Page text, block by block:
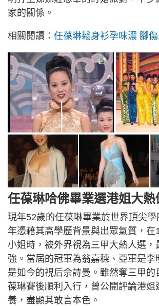
家的關係。
相關閱讀： 任葆琳鬆身衫孕味濃 腳
任葆琳哈佛畢業選港姐大熱
現年52歲的任葆琳畢業於世界頂尖
年憑藉其高學歷背景與出眾氣質，在
小姐時，被外界視為三甲大熱人選，
強。當屆的冠軍為翁嘉穗、亞軍是李
是如今的視后佘詩曼。雖然奪三甲的
葆琳賽後順利入行，曾公開評論港姐
養，盡顯其敢言本色。